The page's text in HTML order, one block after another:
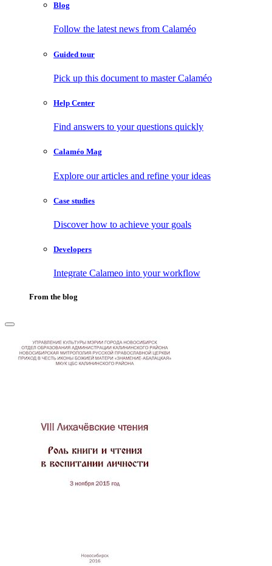
Blog
Follow the latest news from Calaméo
Guided tour
Pick up this document to master Calaméo
Help Center
Find answers to your questions quickly
Calaméo Mag
Explore our articles and refine your ideas
Case studies
Discover how to achieve your goals
Developers
Integrate Calameo into your workflow
From the blog